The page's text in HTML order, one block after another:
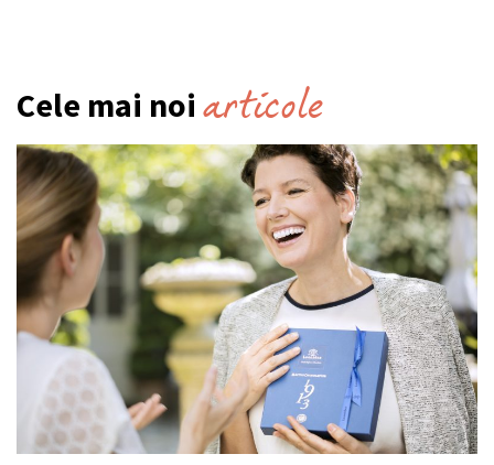
Cele mai noi articole